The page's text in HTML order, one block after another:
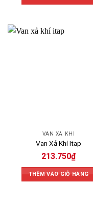
VAN XẢ KHÍ
Van Xả Khí Itap
213.750₫
THÊM VÀO GIỎ HÀNG